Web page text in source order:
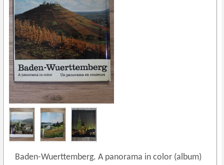
Baden-Wuerttemberg. A panorama in color (album)